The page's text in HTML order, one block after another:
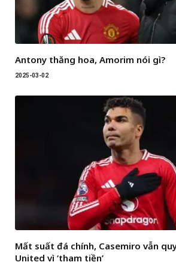
Antony thăng hoa, Amorim nói gì?
2025-03-02
Mất suất đá chính, Casemiro vẫn
United vì ‘tham tiền’